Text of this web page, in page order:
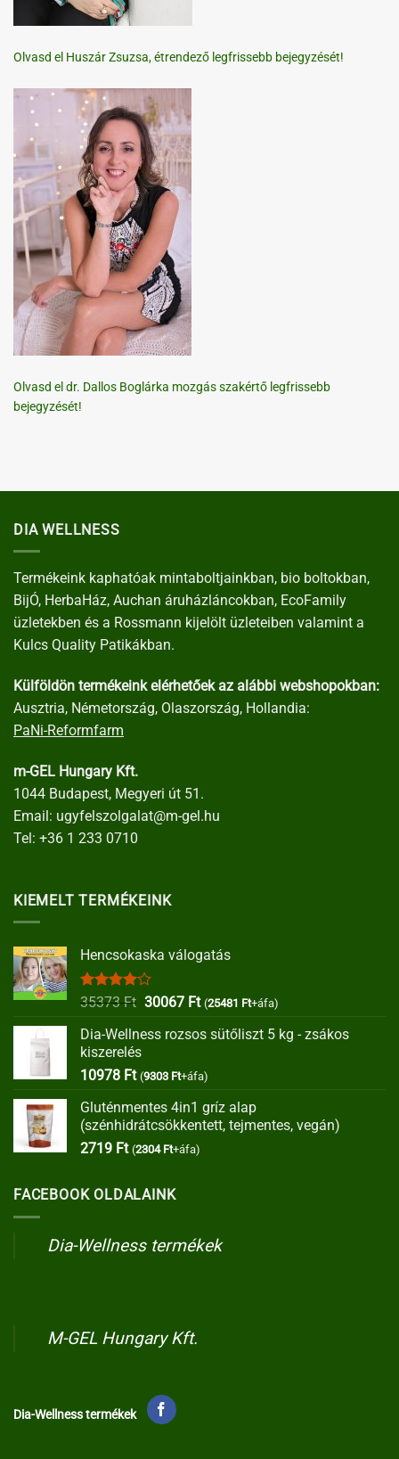
Olvasd el Huszár Zsuzsa, étrendező legfrissebb bejegyzését!
Olvasd el dr. Dallos Boglárka mozgás szakértő legfrissebb
bejegyzését!
DIA WELLNESS
Termékeink kaphatóak mintaboltjainkban, bio boltokban,
BijÓ, HerbaHáz, Auchan áruházláncokban, EcoFamily
üzletekben és a Rossmann kijelölt üzleteiben valamint a
Kulcs Quality Patikákban.
Külföldön termékeink elérhetőek az alábbi webshopokban:
Ausztria, Németország, Olaszország, Hollandia:
PaNi-Reformfarm
m-GEL Hungary Kft.
1044 Budapest, Megyeri út 51.
Email: ugyfelszolgalat@m-gel.hu
Tel: +36 1 233 0710
KIEMELT TERMÉKEINK
Hencsokaska válogatás
Értékelés:
35373Ft Original
was:
30067 FtCurrent
is:
(25481 Ft+áfa)
Dia-Wellness rozsos sütőliszt 5 kg - zsákos
kiszerelés
10978 Ft (9303 Ft+áfa)
Gluténmentes 4in1 gríz alap
(szénhidrátcsökkentett, tejmentes, vegán)
2719 Ft (2304 Ft+áfa)
FACEBOOK OLDALAINK
Dia-Wellness termékek
M-GEL Hungary Kft.
Dia-Wellness termékek